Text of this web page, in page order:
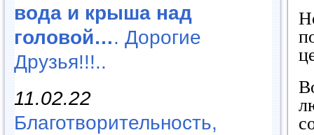
вода и крыша над
головой…. Дорогие
Друзья!!!..
11.02.22
Благотворительность,